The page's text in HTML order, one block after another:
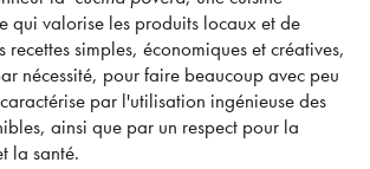
qui valorise les produits locaux et de
recettes simples, économiques et créatives,
nécessité, pour faire beaucoup avec peu
par l'utilisation ingénieuse des
ainsi que par un respect pour la
la santé.